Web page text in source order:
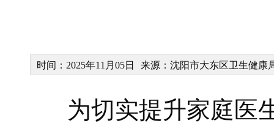
时间：2025年11月05日 来源：沈阳市大东区卫生健康
为切实提升家庭医